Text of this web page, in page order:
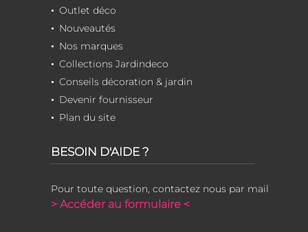
Outlet déco
Nouveautés
Nos marques
Collections Jardindeco
Conseils décoration & jardin
Devenir fournisseur
Plan du site
BESOIN D'AIDE ?
Pour toute question, contactez nous par mail
> Accéder au formulaire <